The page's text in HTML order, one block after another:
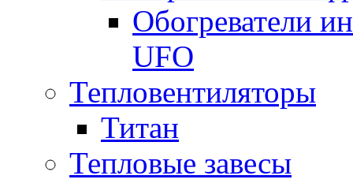
Обогреватели
UFO
Тепловентиляторы
Титан
Тепловые завесы